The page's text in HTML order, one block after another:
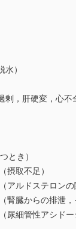
）
，肝硬変，心不
き）
取不足）
ドステロンの
からの排泄，そ
管性アシドー